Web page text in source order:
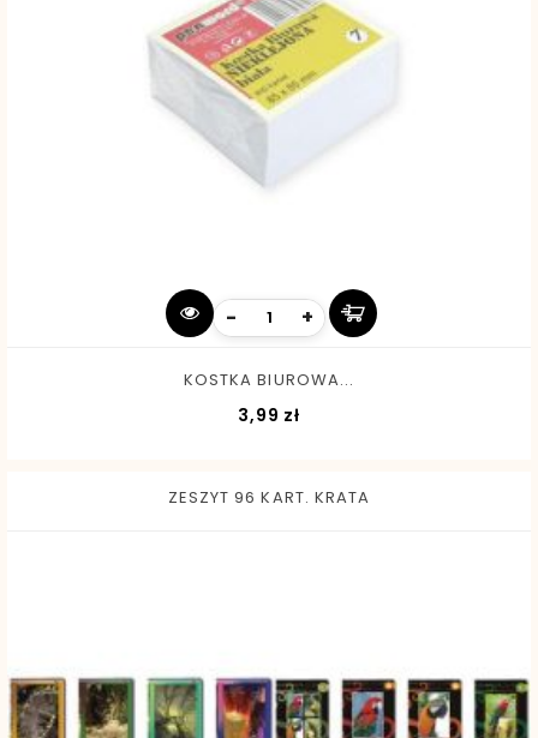
- +
KOSTKA BIUROWA...
3,99 zł
ZESZYT 96 KART. KRATA